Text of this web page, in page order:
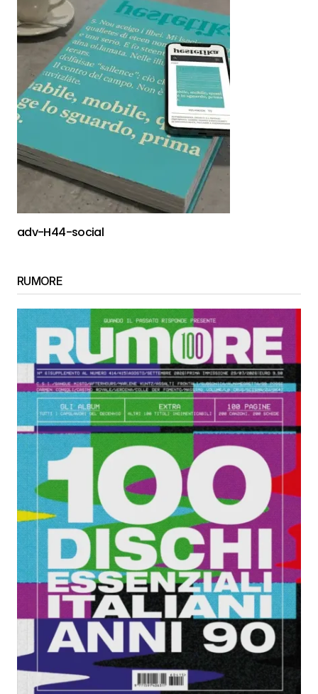
adv-H44-social
RUMORE